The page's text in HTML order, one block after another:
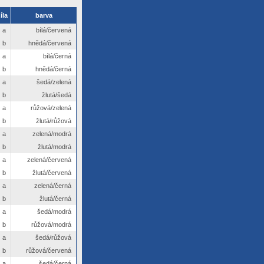
barva
a
bílá/červená
b
hnědá/červená
a
bílá/černá
b
hnědá/černá
a
šedá/zelená
b
žlutá/šedá
a
růžová/zelená
b
žlutá/růžová
a
zelená/modrá
b
žlutá/modrá
a
zelená/červená
b
žlutá/červená
a
zelená/černá
b
žlutá/černá
a
šedá/modrá
b
růžová/modrá
a
šedá/růžová
b
růžová/červená